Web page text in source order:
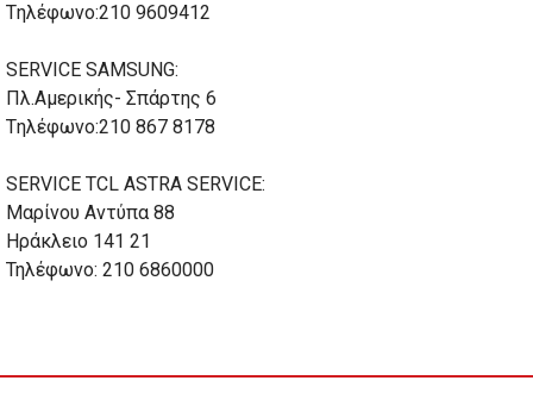
Tηλέφωνο:210 9609412
SERVICE SAMSUNG:
Πλ.Αμερικής- Σπάρτης 6
Tηλέφωνο:210 867 8178
SERVICE TCL ASTRA SERVICE:
Μαρίνου Αντύπα 88
Ηράκλειο 141 21
Τηλέφωνο: 210 6860000